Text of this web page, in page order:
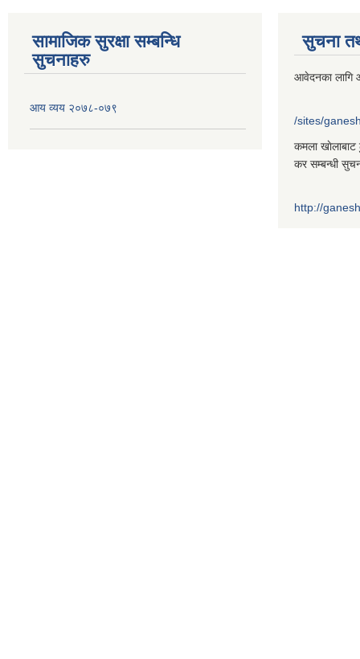
सामाजिक सुरक्षा सम्बन्धि
सुचनाहरु
आय व्यय २०७८-०७९
सुचना
आवेदनका लागि
/sites/
कमला खाेलाबाट
कर सम्बन्धी
http://